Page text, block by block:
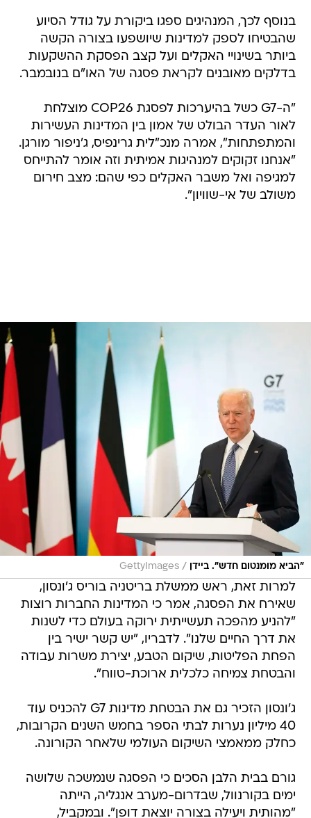
בנוסף לכך, המנהיגים ספגו ביקורת על גודל הסיוע
שהבטיחו לספק למדינות שיושפעו בצורה הקשה
ביותר בשינויי האקלים ועל קצב הפסקת ההשקעות
בדלקים מאובנים לקראת פסגה של האו"ם בנובמבר.
"ה-G7 כשל בהיערכות לפסגת COP26 מוצלחת
לאור העדר הבולט של אמון בין המדינות העשירות
והמתפתחות", אמרה מנכ"לית גרינפיס, ג'ניפור מורגן.
"אנחנו זקוקים למנהיגות אמיתית וזה אומר להתייחס
למגיפה ואל משבר האקלים כפי שהם: מצב חירום
משולב של אי-שוויון".
"הביא מומנטום חדש". ביידן /
GettyImages
למרות זאת, ראש ממשלת בריטניה בוריס ג'ונסון,
שאירח את הפסגה, אמר כי המדינות החברות רוצות
"להניע מהפכה תעשייתית ירוקה בעולם כדי לשנות
את דרך החיים שלנו". לדבריו, "יש קשר ישיר בין
הפחת הפליטות, שיקום הטבע, יצירת משרות עבודה
והבטחת צמיחה כלכלית ארוכת-טווח".
ג'ונסון הזכיר גם את הבטחת מדינות G7 להכניס עוד
40 מיליון נערות לבתי הספר בחמש השנים הקרובות,
כחלק ממאמצי השיקום העולמי שלאחר הקורונה.
גורם בבית הלבן הסכים כי הפסגה שנמשכה שלושה
ימים בקורנוול, שבדרום-מערב אנגליה, הייתה
"מהותית ויעילה בצורה יוצאת דופן". ובמקביל,